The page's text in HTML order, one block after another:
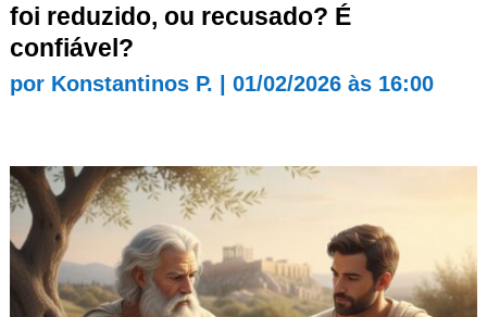
foi reduzido, ou recusado? É
confiável?
por Konstantinos P. 01/02/2026 às 16:00